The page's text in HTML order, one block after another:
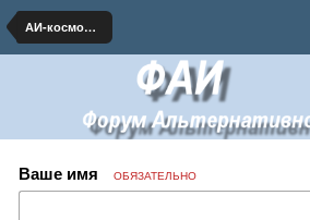
АИ-космонавтика и ракетная техника
Ваше имя ОБЯЗАТЕЛЬНО